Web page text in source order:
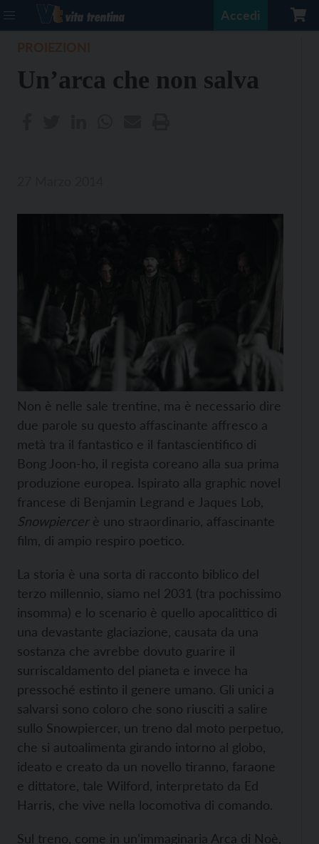
Accedi
Un’arca che non salva
Non è nelle sale trentine, ma è necessario dire
due parole su questo affascinante affresco a
metà tra il fantastico e il fantascientifico di
Bong Joon-ho, il regista coreano alla sua prima
produzione europea. Ispirato alla graphic novel
francese di Benjamin Legrand e Jaques Lob,
Snowpiercerè uno straordinario, affascinante
film, di ampio respiro poetico.
La storia è una sorta di racconto biblico del
terzo millennio, siamo nel 2031 (tra pochissimo
insomma) e lo scenario è quello apocalittico di
una devastante glaciazione, causata da una
sostanza che avrebbe dovuto guarire il
surriscaldamento del pianeta e invece ha
pressoché estinto il genere umano. Gli unici a
salvarsi sono coloro che sono riusciti a salire
sullo Snowpiercer, un treno dal moto perpetuo,
che si autoalimenta girando intorno al globo,
ideato e creato da un novello tiranno, faraone
e dittatore, tale Wilford, interpretato da Ed
Harris, che vive nella locomotiva di comando.
Sul treno, come in un’immaginaria Arca di Noè,